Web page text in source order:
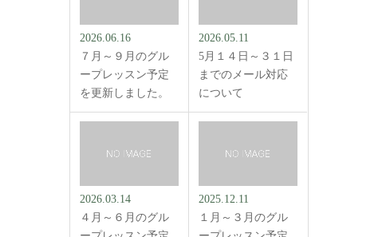
2026.06.16
７月～９月のグル
ープレッスン予定
を更新しました。
2026.05.11
5月１４日～３１日
までのメール対応
について
2026.03.14
４月～６月のグル
2025.12.11
１月～３月のグル